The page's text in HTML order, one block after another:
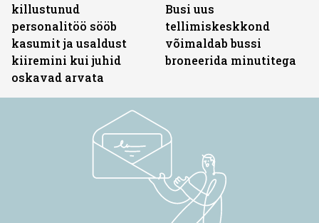
killustunud
personalitöö sööb
kasumit ja usaldust
kiiremini kui juhid
oskavad arvata
Busi uus
tellimiskeskkond
võimaldab bussi
broneerida minutitega